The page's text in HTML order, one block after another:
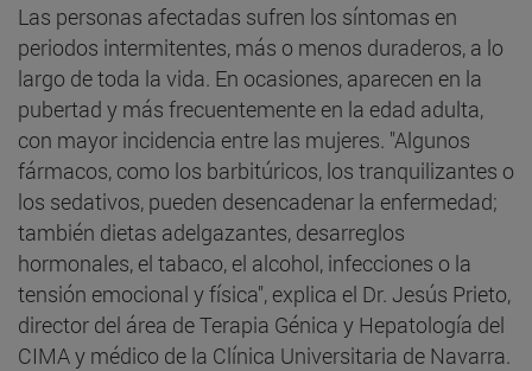
Las personas afectadas sufren los síntomas en
periodos intermitentes, más o menos duraderos, a lo
largo de toda la vida. En ocasiones, aparecen en la
pubertad y más frecuentemente en la edad adulta,
con mayor incidencia entre las mujeres. "Algunos
fármacos, como los barbitúricos, los tranquilizantes o
los sedativos, pueden desencadenar la enfermedad;
también dietas adelgazantes, desarreglos
hormonales, el tabaco, el alcohol, infecciones o la
tensión emocional y física", explica el Dr. Jesús Prieto,
director del área de Terapia Génica y Hepatología del
CIMA y médico de la Clínica Universitaria de Navarra.